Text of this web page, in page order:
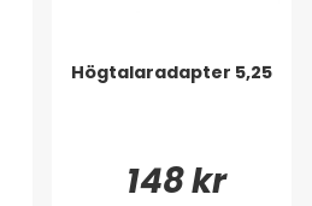
Högtalaradapter 5,25
148 kr